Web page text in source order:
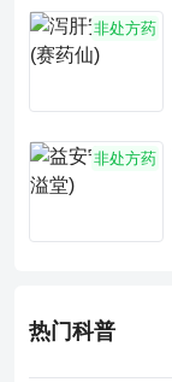
非处方药
非处方药
热门科普